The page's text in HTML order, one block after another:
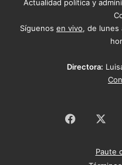
Actualidad política y
Síguenos en vivo, de lunes
Directora:
Facebook
Paute